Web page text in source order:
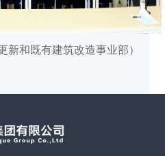
新和既有建筑改造事业部）